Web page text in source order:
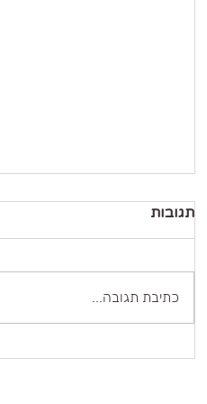
חייב
תגובות
כתיבת תגובה...